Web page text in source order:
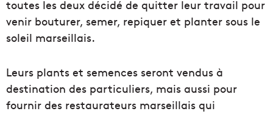
toutes les deux décidé de quitter leur travail pour
venir bouturer, semer, repiquer et planter sous le
soleil marseillais.
Leurs plants et semences seront vendus à
destination des particuliers, mais aussi pour
fournir des restaurateurs marseillais qui